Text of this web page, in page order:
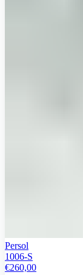
Persol
1006-S
€260,00